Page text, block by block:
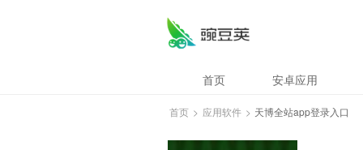
首页 安卓应用
首页 > 应用软件 > 天博全站app登录入口